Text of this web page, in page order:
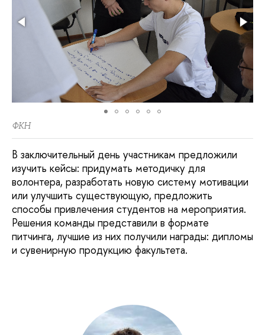
ФКН
В заключительный день участникам предложили
изучить кейсы: придумать методичку для
волонтера, разработать новую систему мотивации
или улучшить существующую, предложить
способы привлечения студентов на мероприятия.
Решения команды представили в формате
питчинга, лучшие из них получили награды: дипломы
и сувенирную продукцию факультета.